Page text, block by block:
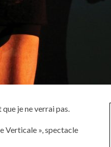
que je ne verrai pas.
Verticale », spectacle